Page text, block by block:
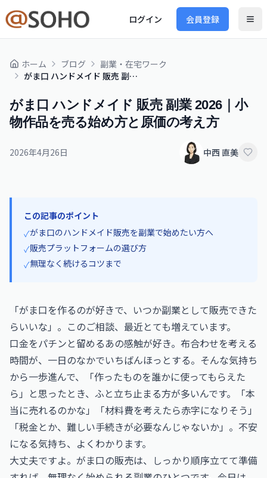
ログイン 会員登録
ホーム ブログ
副業・在宅ワーク
がま口 ハンドメイド 販売 副業 2026｜小物作品を売る始め方と原価の考え方
がま口 ハンドメイド 販売 副業 2026｜小
物作品を売る始め方と原価の考え方
2026年4月26日 中西 直美
この記事のポイント
✓がま口のハンドメイド販売を副業で始めたい方へ
✓販売プラットフォームの選び方
✓無理なく続けるコツまで
「がま口を作るのが好きで、いつか副業として販売できた
らいいな」。このご相談、最近とても増えています。
口金をパチンと留めるあの感触が好き。布合わせを考える
時間が、一日のなかでいちばんほっとする。そんな気持ち
から一歩進んで、「作ったものを誰かに使ってもらえた
ら」と思ったとき、ふと立ち止まる方が多いんです。「本
当に売れるのかな」「材料費を考えたら赤字になりそう」
「税金とか、難しい手続きが必要なんじゃないか」。不安
になる気持ち、よくわかります。
大丈夫ですよ。がま口の販売は、しっかり順序立てて準備